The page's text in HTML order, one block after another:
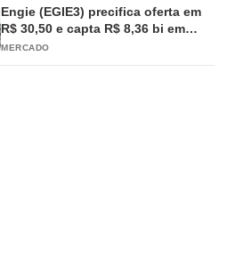
Engie (EGIE3) precifica oferta em
R$ 30,50 e capta R$ 8,36 bi em
ações
MERCADO